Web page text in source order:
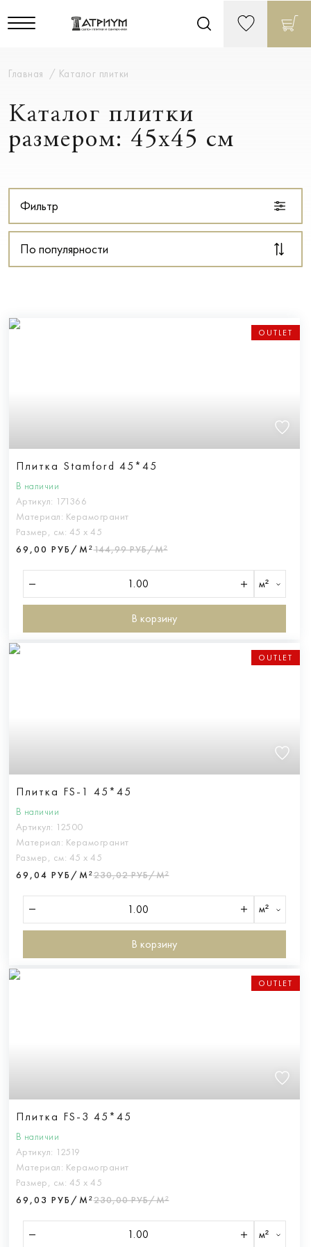
Главная Каталог плитки
Каталог плитки
размером: 45x45 см
Фильтр
По популярности
OUTLET
Плитка Stamford 45*45
В наличии
Артикул: 171366
Материал: Керамогранит
Размер, см: 45 х 45
69,00 РУБ/М²144,99 РУБ/М²
м²
В корзину
OUTLET
Плитка FS-1 45*45
В наличии
Артикул: 12500
Материал: Керамогранит
Размер, см: 45 х 45
69,04 РУБ/М²230,02 РУБ/М²
м²
В корзину
OUTLET
Плитка FS-3 45*45
В наличии
Артикул: 12519
Материал: Керамогранит
Размер, см: 45 х 45
69,03 РУБ/М²230,00 РУБ/М²
м²